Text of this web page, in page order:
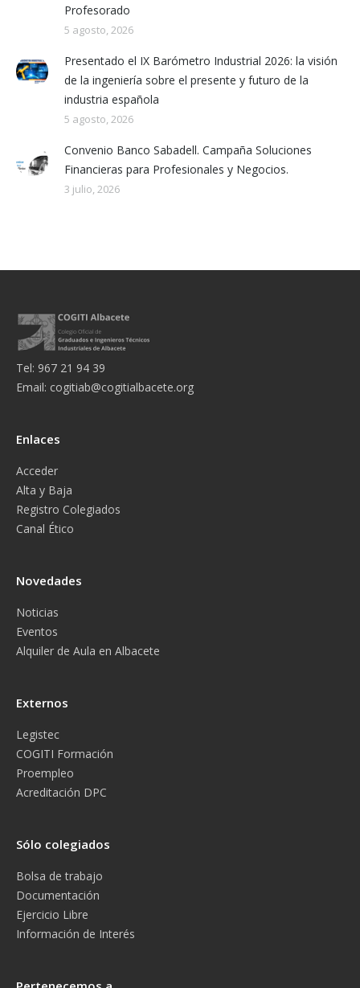
Profesorado
5 agosto, 2026
Presentado el IX Barómetro Industrial 2026: la visión
de la ingeniería sobre el presente y futuro de la
industria española
5 agosto, 2026
Convenio Banco Sabadell. Campaña Soluciones
Financieras para Profesionales y Negocios.
3 julio, 2026
Tel: 967 21 94 39
Email: cogitiab@cogitialbacete.org
Enlaces
Acceder
Alta y Baja
Registro Colegiados
Canal Ético
Novedades
Noticias
Eventos
Alquiler de Aula en Albacete
Externos
Legistec
COGITI Formación
Proempleo
Acreditación DPC
Sólo colegiados
Bolsa de trabajo
Documentación
Ejercicio Libre
Información de Interés